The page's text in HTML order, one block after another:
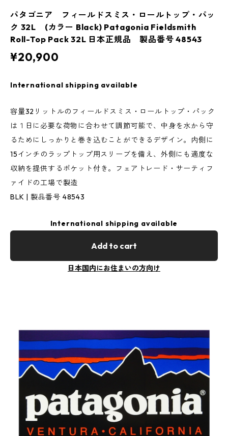
パタゴニア フィールドスミス・ロールトップ・パッ
ク 32L (カラー Black) Patagonia Fieldsmith
Roll-Top Pack 32L 日本正規品 製品番号 48543
¥20,900
International shipping available
容量32リットルのフィールドスミス・ロールトップ・パック
は１日に必要な荷物に合わせて調節可能で、中身を水から守
るためにしっかりと巻き込むことができるデザイン。内側に
15インチのラップトップ用スリーブを備え、外側にも適度な
収納を提供するポケット付き。フェアトレード・サーティフ
ァイドの工場で製造
BLK | 製品番号 48543
International shipping available
Add to cart
日本国内にお住まいの方向け